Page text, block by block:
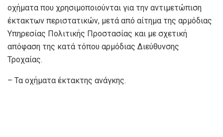
οχήματα που χρησιμοποιούνται για την αντιμετώπιση
έκτακτων περιστατικών, μετά από αίτημα της αρμόδιας
Υπηρεσίας Πολιτικής Προστασίας και με σχετική
απόφαση της κατά τόπου αρμόδιας Διεύθυνσης
Τροχαίας.
– Τα οχήματα έκτακτης ανάγκης.